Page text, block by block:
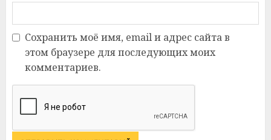
Сохранить моё имя, email и адрес сайта в
этом браузере для последующих моих
комментариев.